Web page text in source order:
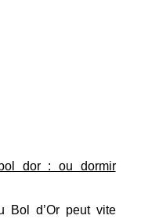
dor : ou dormir
Bol d’Or peut vite